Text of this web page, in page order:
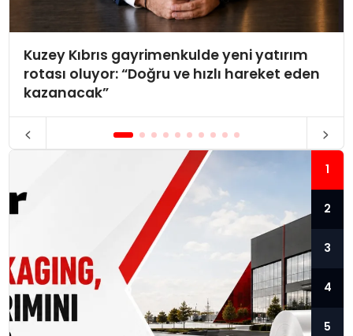
Kuzey Kıbrıs gayrimenkulde yeni yatırım
rotası oluyor: “Doğru ve hızlı hareket eden
kazanacak”
1
2
3
4
5